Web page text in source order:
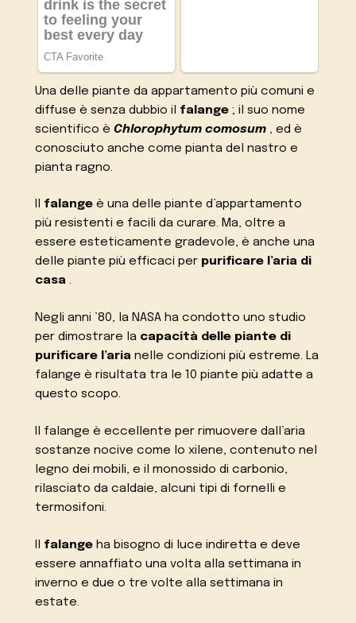
Una delle piante da appartamento più comuni e
diffuse è senza dubbio il falange ; il suo nome
scientifico èChlorophytum comosum , ed è
conosciuto anche come pianta del nastro e
pianta ragno.
Il falange è una delle piante d’appartamento
più resistenti e facili da curare. Ma, oltre a
essere esteticamente gradevole, è anche una
delle piante più efficaci per purificare l’aria di
casa .
Negli anni ’80, la NASA ha condotto uno studio
per dimostrare la capacità delle piante di
purificare l’aria nelle condizioni più estreme. La
falange è risultata tra le 10 piante più adatte a
questo scopo.
Il falange è eccellente per rimuovere dall’aria
sostanze nocive come lo xilene, contenuto nel
legno dei mobili, e il monossido di carbonio,
rilasciato da caldaie, alcuni tipi di fornelli e
termosifoni.
falange ha bisogno di luce indiretta e deve
essere annaffiato una volta alla settimana in
inverno e due o tre volte alla settimana in
estate.